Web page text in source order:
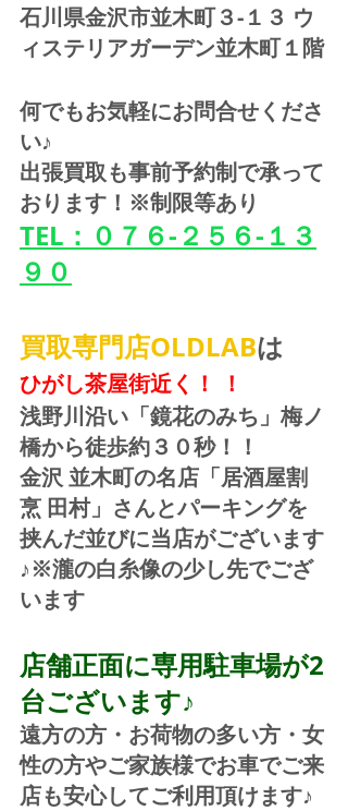
石川県金沢市並木町３-１３ ウ
ィステリアガーデン並木町１階
何でもお気軽にお問合せくださ
い♪
出張買取も事前予約制で承って
おります！※制限等あり
TEL：０７６-２５６-１３
９０
買取専門店OLDLABは
ひがし茶屋街近く！ ！
浅野川沿い「鏡花のみち」梅ノ
橋から徒歩約３０秒！！
金沢 並木町の名店「居酒屋割
烹 田村」さんとパーキングを
挟んだ並びに当店がございます
♪※瀧の白糸像の少し先でござ
います
店舗正面に専用駐車場が2
台ございます♪
遠方の方・お荷物の多い方・女
性の方やご家族様でお車でご来
店も安心してご利用頂けます♪